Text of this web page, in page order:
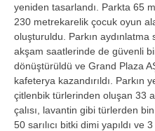
yeniden tasarlandı. Parkta 65
230 metrekarelik çocuk oyun
oluşturuldu. Parkın aydınlatma
akşam saatlerinde de güvenli
dönüştürüldü ve Grand Plaza A
kafeterya kazandırıldı. Parkın
çitlenbik türlerinden oluşan 33
çalısı, lavantin gibi türlerden
50 sarılıcı bitki dimi yapıldı ve